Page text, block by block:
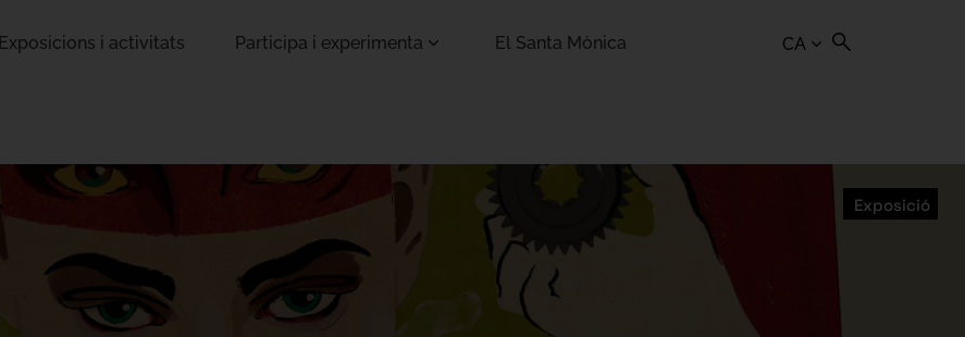
CA
Exposicions i activitats Participa i experimenta El Santa Mònica
Exposició